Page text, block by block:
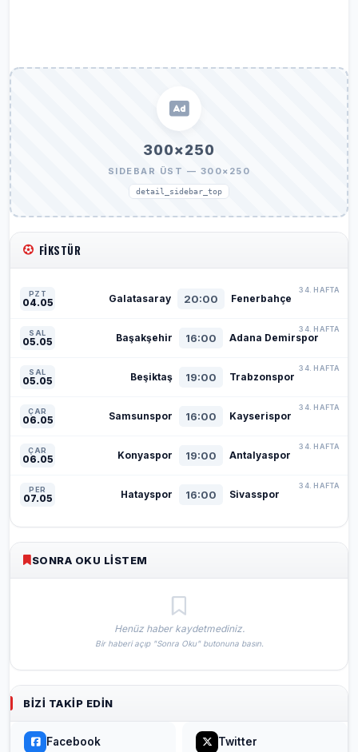
300×250
SIDEBAR ÜST — 300×250
detail_sidebar_top
FIKSTÜR
PZT
04.05 Galatasaray 20:00 Fenerbahçe
34. HAFTA
SAL
05.05 Başakşehir 16:00 Adana Demirspor
34. HAFTA
SAL
05.05 Beşiktaş 19:00 Trabzonspor
34. HAFTA
ÇAR
06.05 Samsunspor 16:00 Kayserispor
34. HAFTA
ÇAR
06.05 Konyaspor 19:00 Antalyaspor
34. HAFTA
PER
07.05 Hatayspor 16:00 Sivasspor
34. HAFTA
SONRA OKU LISTEM
Henüz haber kaydetmediniz.
Bir haberi açıp "Sonra Oku" butonuna basın.
BIZI TAKIP EDIN
Facebook Twitter